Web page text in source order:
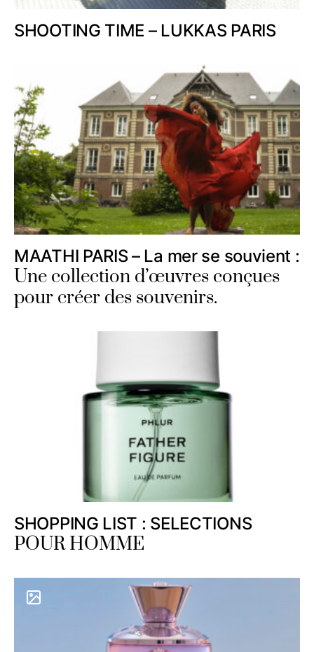
SHOOTING TIME – LUKKAS PARIS
MAATHI PARIS – La mer se souvient :
Une collection d’œuvres conçues
pour créer des souvenirs.
SHOPPING LIST : SELECTIONS
POUR HOMME